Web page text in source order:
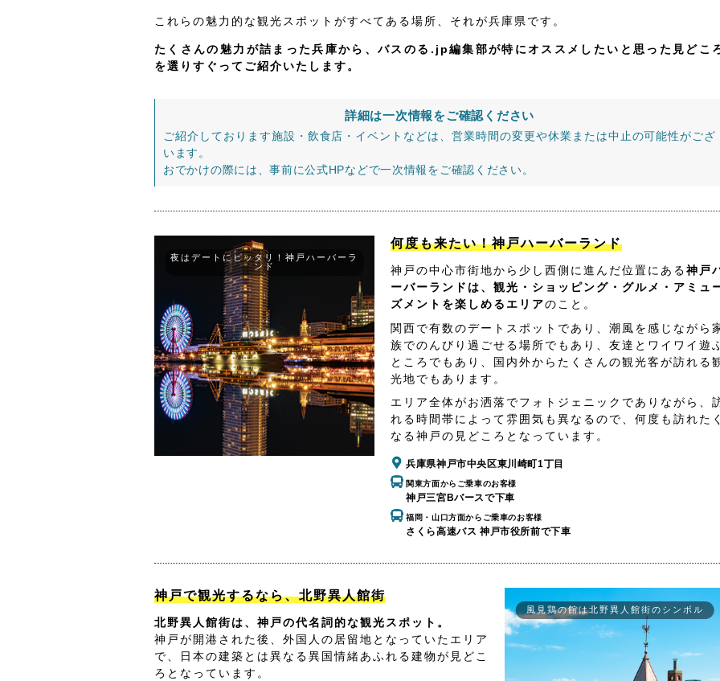
これらの魅力的な観光スポットがすべてある場所、それが兵庫県です。
たくさんの魅力が詰まった兵庫から、バスのる.jp編集部が特にオススメしたいと思った見どこ
を選りすぐってご紹介いたします。
詳細は一次情報をご確認ください
ご紹介しております施設・飲食店・イベントなどは、営業時間の変更や休業または中止の可能性がござ
います。
おでかけの際には、事前に公式HPなどで一次情報をご確認ください。
夜はデートにピッタリ！神戸ハーバーラ
ンド
何度も来たい！神戸ハーバーランド
神戸の中心市街地から少し西側に進んだ位置にある神戸
ーバーランドは、観光・ショッピング・グルメ・アミュ
ズメントを楽しめるエリアのこと。
関西で有数のデートスポットであり、潮風を感じながら
族でのんびり過ごせる場所でもあり、友達とワイワイ遊
ところでもあり、国内外からたくさんの観光客が訪れる
光地でもあります。
エリア全体がお洒落でフォトジェニックでありながら、
れる時間帯によって雰囲気も異なるので、何度も訪れた
なる神戸の見どころとなっています。
兵庫県神戸市中央区東川崎町1丁目
関東方面からご乗車のお客様
神戸三宮Bバースで下車
福岡・山口方面からご乗車のお客様
さくら高速バス 神戸市役所前で下車
神戸で観光するなら、北野異人館街
北野異人館街は、神戸の代名詞的な観光スポット。
神戸が開港された後、外国人の居留地となっていたエリア
で、日本の建築とは異なる異国情緒あふれる建物が見どこ
ろとなっています。
風見鶏の館は北野異人館街のシンボル